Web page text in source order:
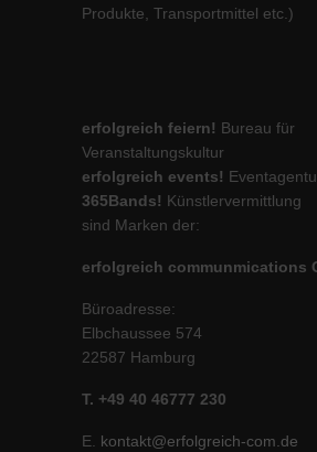
Produkte, Transportmittel etc.)
erfolgreich feiern! Bureau für
Veranstaltungskultur
erfolgreich events!
365Bands! Künstlervermittlung
sind Marken der:
erfolgreich communmications
Büroadresse:
Elbchaussee 574
22587 Hamburg
T. +49 40 46777 230
E. kontakt@erfolgreich-com.de